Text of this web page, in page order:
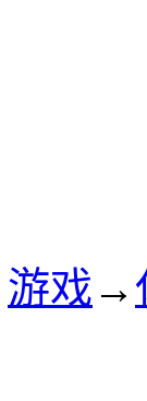
游戏 →